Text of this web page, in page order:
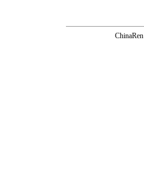
ChinaRen